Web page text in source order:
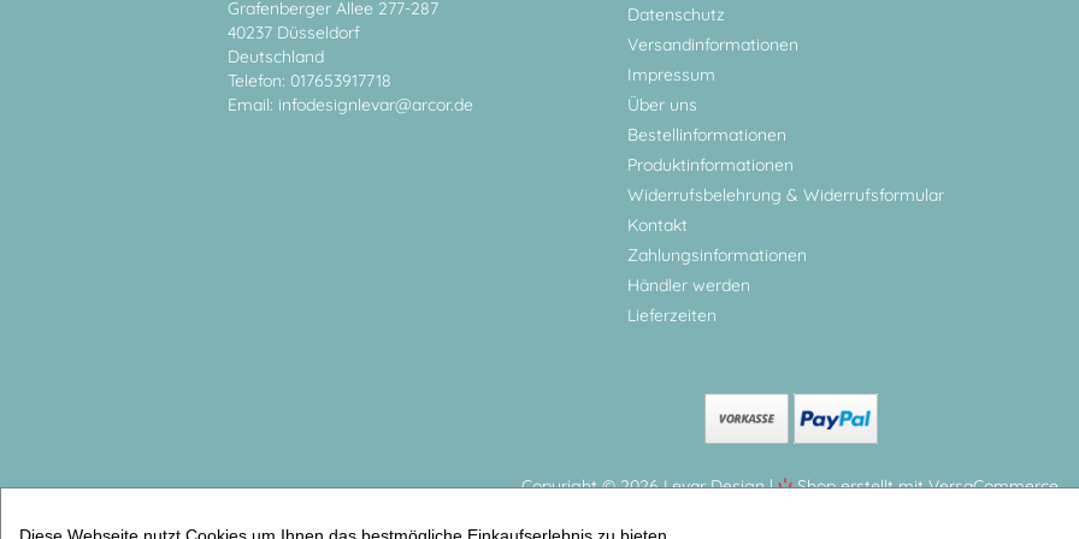
Grafenberger Allee 277-287
40237 Düsseldorf
Deutschland
Telefon: 017653917718
Email: infodesignlevar@arcor.de
Datenschutz
Versandinformationen
Impressum
Über uns
Bestellinformationen
Produktinformationen
Widerrufsbelehrung & Widerrufsformular
Kontakt
Zahlungsinformationen
Händler werden
Lieferzeiten
Copyright © 2026 Levar Design | Shop erstellt mit VersaCommerce.